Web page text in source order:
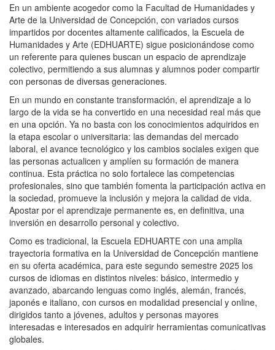
En un ambiente acogedor como la Facultad de Humanidades y
Arte de la Universidad de Concepción, con variados cursos
impartidos por docentes altamente calificados, la Escuela de
Humanidades y Arte (EDHUARTE) sigue posicionándose como
un referente para quienes buscan un espacio de aprendizaje
colectivo, permitiendo a sus alumnas y alumnos poder compartir
con personas de diversas generaciones.
En un mundo en constante transformación, el aprendizaje a lo
largo de la vida se ha convertido en una necesidad real más que
en una opción. Ya no basta con los conocimientos adquiridos en
la etapa escolar o universitaria: las demandas del mercado
laboral, el avance tecnológico y los cambios sociales exigen que
las personas actualicen y amplíen su formación de manera
continua. Esta práctica no solo fortalece las competencias
profesionales, sino que también fomenta la participación activa en
la sociedad, promueve la inclusión y mejora la calidad de vida.
Apostar por el aprendizaje permanente es, en definitiva, una
inversión en desarrollo personal y colectivo.
Como es tradicional, la Escuela EDHUARTE con una amplia
trayectoria formativa en la Universidad de Concepción mantiene
en su oferta académica, para este segundo semestre 2025 los
cursos de idiomas en distintos niveles: básico, intermedio y
avanzado, abarcando lenguas como inglés, alemán, francés,
japonés e italiano, con cursos en modalidad presencial y online,
dirigidos tanto a jóvenes, adultos y personas mayores
interesadas e interesados en adquirir herramientas comunicativas
globales.